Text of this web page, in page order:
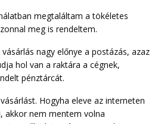
megtaláltam a tökéletes
meg is rendeltem.
nagy előnye a postázás, azaz
hol van a raktára a cégnek,
pénztárcát.
Hogyha eleve az interneten
akkor nem mentem volna